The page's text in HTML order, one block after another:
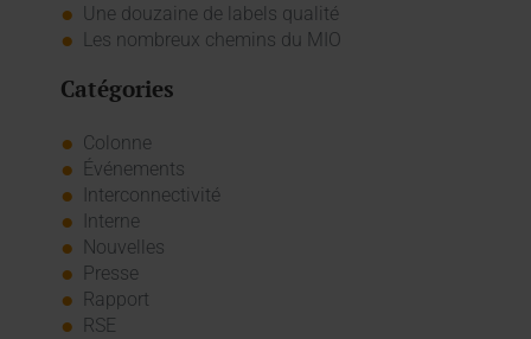
Une douzaine de labels qualité
Les nombreux chemins du MIO
Catégories
Colonne
Événements
Interconnectivité
Interne
Nouvelles
Presse
Rapport
RSE